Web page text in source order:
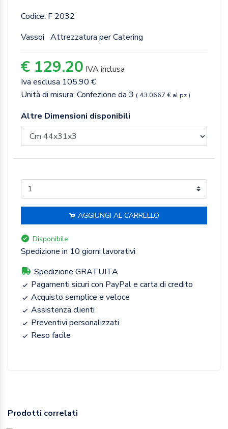
Codice: F 2032
Vassoi Attrezzatura per Catering
€ 129.20 IVA inclusa
Iva esclusa 105.90 €
Unità di misura: Confezione da 3 ( 43.0667 € al pz )
Altre Dimensioni disponibili
AGGIUNGI AL CARRELLO
Disponibile
Spedizione in 10 giorni lavorativi
Spedizione GRATUITA
Pagamenti sicuri con PayPal e carta di credito
Acquisto semplice e veloce
Assistenza clienti
Preventivi personalizzati
Reso facile
Prodotti correlati